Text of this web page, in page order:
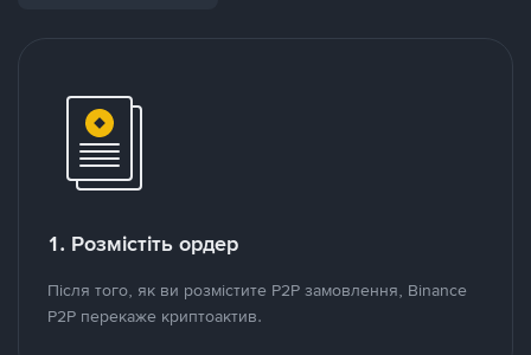
1. Розмістіть ордер
Після того, як ви розмістите P2P замовлення, Binance
P2P перекаже криптоактив.